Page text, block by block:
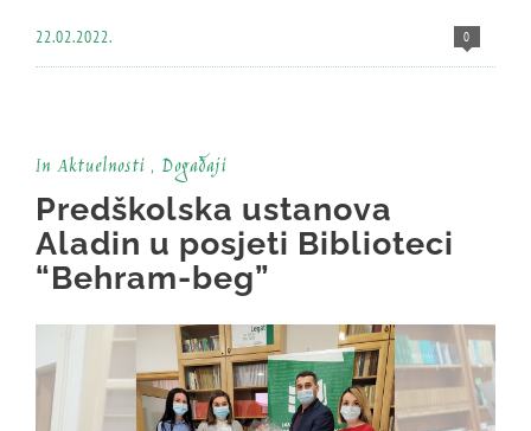
0
22.02.2022.
In Aktuelnosti , Događaji
Predškolska ustanova
Aladin u posjeti Biblioteci
“Behram-beg”